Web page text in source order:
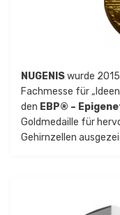
NUGENISwurde
Fachmesse für
den EBP® –
Goldmedaille für
Gehirnzellen